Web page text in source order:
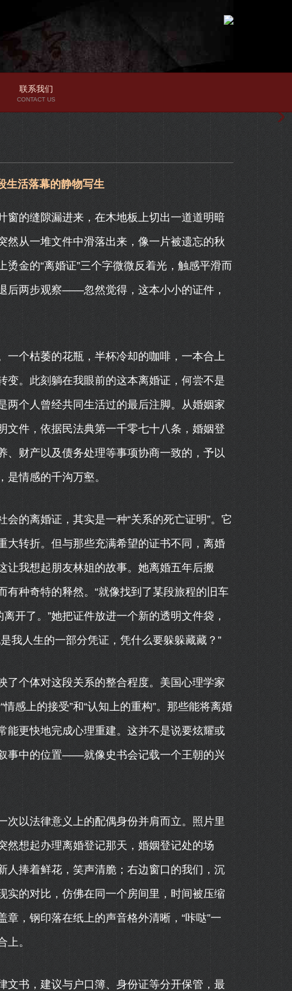
联系我们
CONTACT US
生活落幕的静物写生
窗的缝隙漏进来，在木地板上切出一道道明暗
然从一堆文件中滑落出来，像一片被遗忘的秋
金的“离婚证”三个字微微反着光，触感平滑而
后两步观察——忽然觉得，这本小小的证件，
一个枯萎的花瓶，半杯冷却的咖啡，一本合上
。此刻躺在我眼前的这本离婚证，何尝不是
两个人曾经共同生活过的最后注脚。从婚姻家
文件，依据民法典第一千零七十八条，婚姻登
、财产以及债务处理等事项协商一致的，予以
情感的千沟万壑。
的离婚证，其实是一种“关系的死亡证明”。它
大转折。但与那些充满希望的证书不同，离婚
让我想起朋友林姐的故事。她离婚五年后搬
种奇特的释然。“就像找到了某段旅程的旧车
开了。”她把证件放进一个新的透明文件袋，
我人生的一部分凭证，凭什么要躲躲藏藏？”
了个体对这段关系的整合程度。美国心理学家
感上的接受”和“认知上的重构”。那些能将离婚
能更快地完成心理重建。这并不是说要炫耀或
事中的位置——就像史书会记载一个王朝的兴
以法律意义上的配偶身份并肩而立。照片里
然想起办理离婚登记那天，婚姻登记处的场
人捧着鲜花，笑声清脆；右边窗口的我们，沉
实的对比，仿佛在同一个房间里，时间被压缩
，钢印落在纸上的声音格外清晰，“咔哒”一
。
文书，建议与户口簿、身份证等分开保管，最